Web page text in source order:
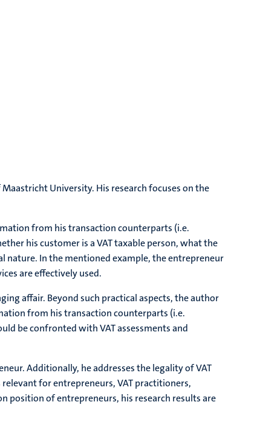
University. His research focuses on the
from his transaction counterparts (i.e.
his customer is a VAT taxable person, what the
nature. In the mentioned example, the entrepreneur
are effectively used.
affair. Beyond such practical aspects, the author
from his transaction counterparts (i.e.
be confronted with VAT assessments and
Additionally, he addresses the legality of VAT
for entrepreneurs, VAT practitioners,
position of entrepreneurs, his research results are